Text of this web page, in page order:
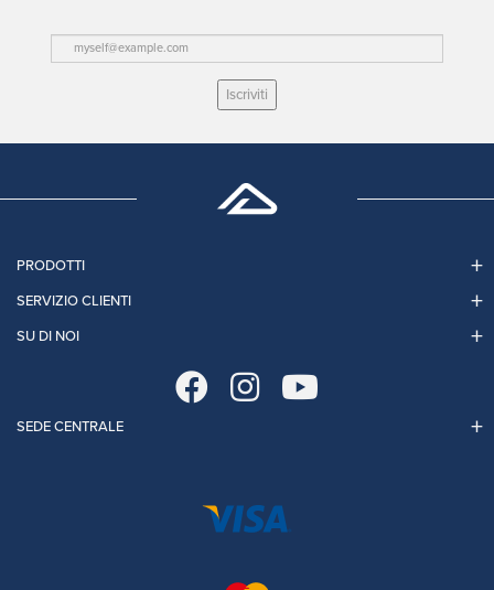
Iscriviti
PRODOTTI
SERVIZIO CLIENTI
SU DI NOI
SEDE CENTRALE